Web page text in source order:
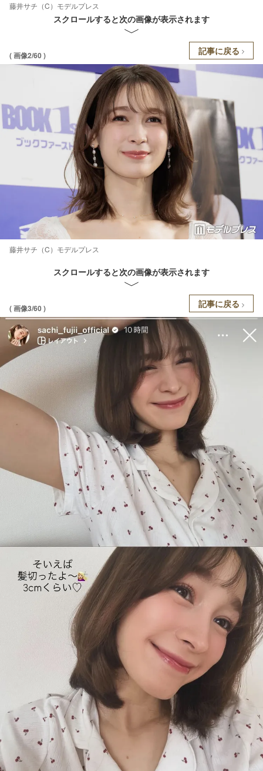
藤井サチ（C）モデルプレス
スクロールすると次の画像が表示されます
( 画像2/60 ) 記事に戻る
藤井サチ（C）モデルプレス
スクロールすると次の画像が表示されます
( 画像3/60 ) 記事に戻る